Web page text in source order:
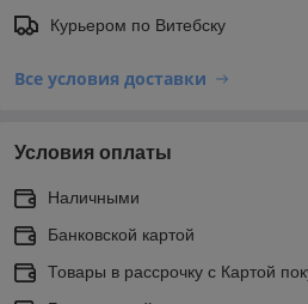
Курьером по Витебску
Все условия доставки
Условия оплаты
Наличными
Банковской картой
Товары в рассрочку с Картой